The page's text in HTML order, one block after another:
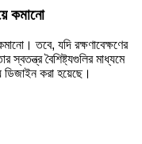
কমানো
তবে, যদি রক্ষণাবেক্ষণের
বৈশিষ্ট্যগুলির মাধ্যমে
ডিজাইন করা হয়েছে।